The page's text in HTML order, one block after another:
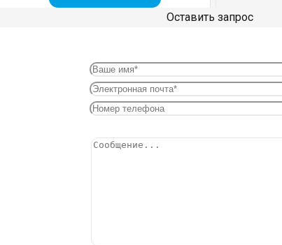
Оставить запрос